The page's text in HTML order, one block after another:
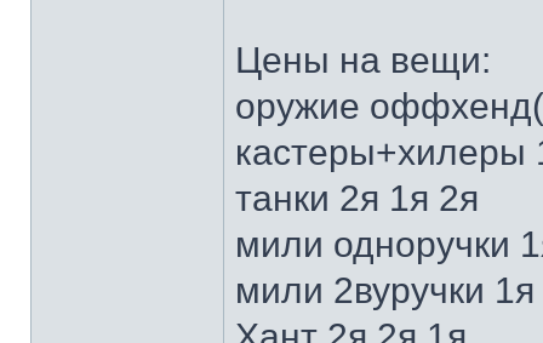
Цены на вещи:
оружие
кастеры+хилеры
танки 2я 1я 2я
мили одноручки
мили 2вуручки 1я